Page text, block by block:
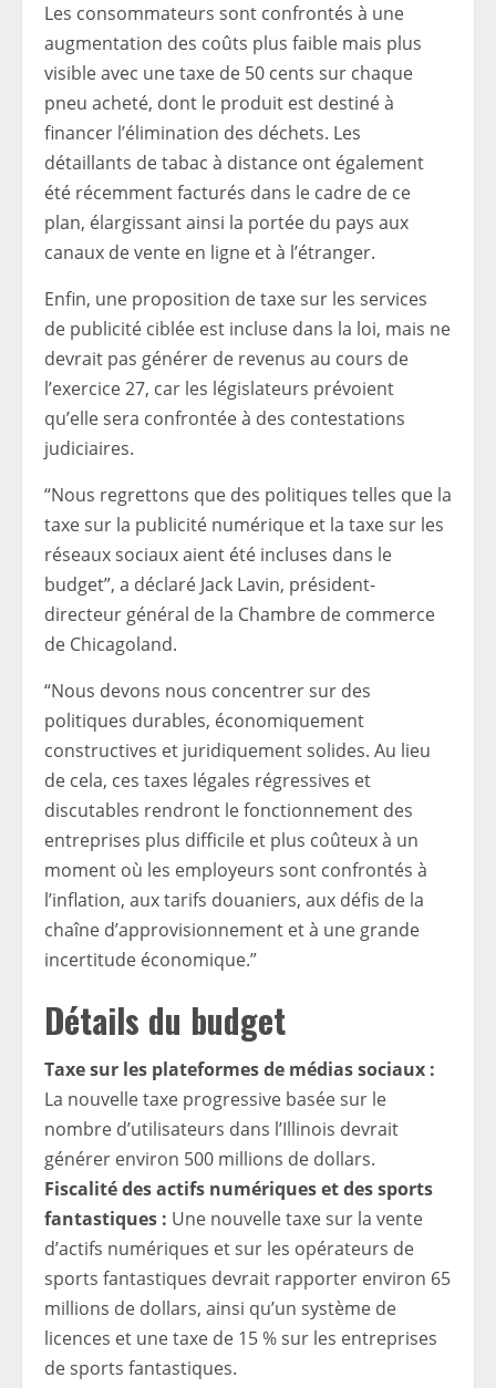
Les consommateurs sont confrontés à une
augmentation des coûts plus faible mais plus
visible avec une taxe de 50 cents sur chaque
pneu acheté, dont le produit est destiné à
financer l’élimination des déchets. Les
détaillants de tabac à distance ont également
été récemment facturés dans le cadre de ce
plan, élargissant ainsi la portée du pays aux
canaux de vente en ligne et à l’étranger.
Enfin, une proposition de taxe sur les services
de publicité ciblée est incluse dans la loi, mais ne
devrait pas générer de revenus au cours de
l’exercice 27, car les législateurs prévoient
qu’elle sera confrontée à des contestations
judiciaires.
“Nous regrettons que des politiques telles que la
taxe sur la publicité numérique et la taxe sur les
réseaux sociaux aient été incluses dans le
budget”, a déclaré Jack Lavin, président-
directeur général de la Chambre de commerce
de Chicagoland.
“Nous devons nous concentrer sur des
politiques durables, économiquement
constructives et juridiquement solides. Au lieu
de cela, ces taxes légales régressives et
discutables rendront le fonctionnement des
entreprises plus difficile et plus coûteux à un
moment où les employeurs sont confrontés à
l’inflation, aux tarifs douaniers, aux défis de la
chaîne d’approvisionnement et à une grande
incertitude économique.”
Détails du budget
Taxe sur les plateformes de médias sociaux :
La nouvelle taxe progressive basée sur le
nombre d’utilisateurs dans l’Illinois devrait
générer environ 500 millions de dollars.
Fiscalité des actifs numériques et des sports
fantastiques : Une nouvelle taxe sur la vente
d’actifs numériques et sur les opérateurs de
sports fantastiques devrait rapporter environ 65
millions de dollars, ainsi qu’un système de
licences et une taxe de 15 % sur les entreprises
de sports fantastiques.